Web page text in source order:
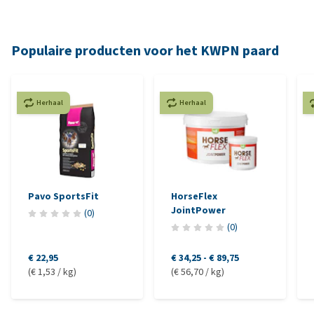
Populaire producten voor het KWPN paard
Herhaal
Pavo SportsFit
(0)
€ 22,95
(€ 1,53 / kg)
Herhaal
HorseFlex
JointPower
(0)
€ 34,25 - € 89,75
(€ 56,70 / kg)